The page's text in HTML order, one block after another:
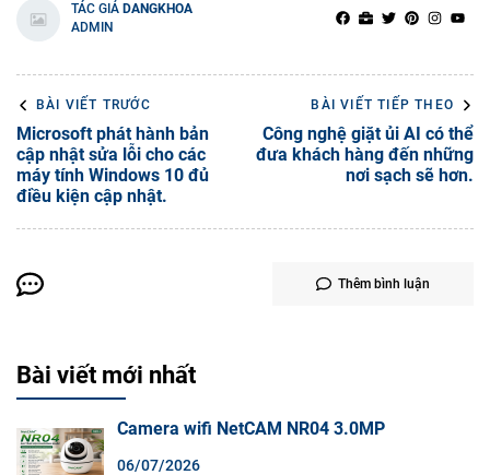
TÁC GIẢ DANGKHOA
ADMIN
BÀI VIẾT TRƯỚC
Microsoft phát hành bản
cập nhật sửa lỗi cho các
máy tính Windows 10 đủ
điều kiện cập nhật.
BÀI VIẾT TIẾP THEO
Công nghệ giặt ủi AI có thể
đưa khách hàng đến những
nơi sạch sẽ hơn.
Thêm bình luận
Bài viết mới nhất
Camera wifi NetCAM NR04 3.0MP
06/07/2026